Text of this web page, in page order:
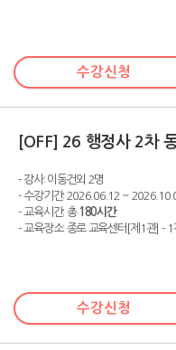
수강신청
[OFF] 26 행정사 2차
- 강사: 이동건외 2명
- 수강기간: 2026.06.12 ~
- 교육시간: 총 180시간
- 교육장소: 종로 교육센터[제1관] - 1
수강신청